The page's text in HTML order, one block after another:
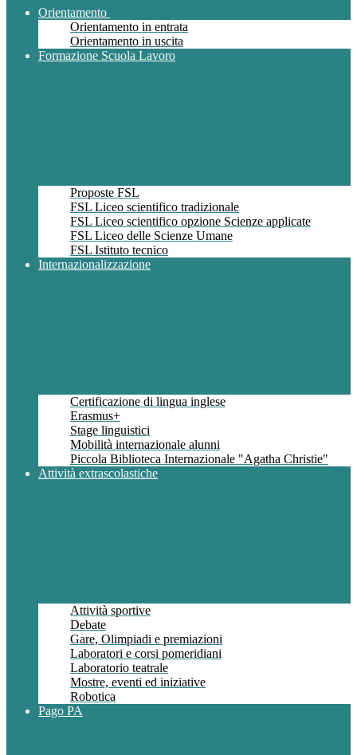
Orientamento
Orientamento in entrata
Orientamento in uscita
Formazione Scuola Lavoro
Proposte FSL
FSL Liceo scientifico tradizionale
FSL Liceo scientifico opzione Scienze applicate
FSL Liceo delle Scienze Umane
FSL Istituto tecnico
Internazionalizzazione
Certificazione di lingua inglese
Erasmus+
Stage linguistici
Mobilità internazionale alunni
Piccola Biblioteca Internazionale "Agatha Christie"
Attività extrascolastiche
Attività sportive
Debate
Gare, Olimpiadi e premiazioni
Laboratori e corsi pomeridiani
Laboratorio teatrale
Mostre, eventi ed iniziative
Robotica
Pago PA